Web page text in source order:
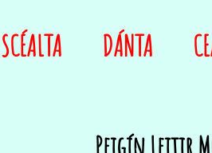
SCÉALTA DÁNTA